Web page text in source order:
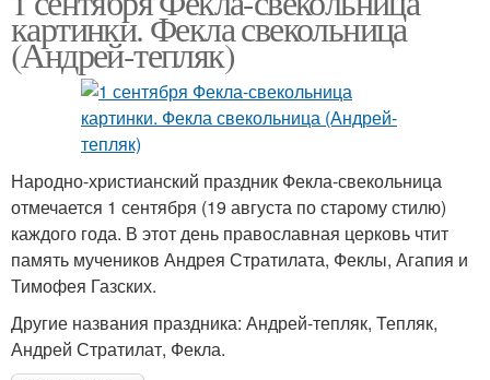
картинки. Фекла свекольница
(Андрей-тепляк)
Народно-христианский праздник Фекла-свекольница
отмечается 1 сентября (19 августа по старому стилю)
каждого года. В этот день православная церковь чтит
память мучеников Андрея Стратилата, Феклы, Агапия и
Тимофея Газских.
Другие названия праздника: Андрей-тепляк, Тепляк,
Андрей Стратилат, Фекла.